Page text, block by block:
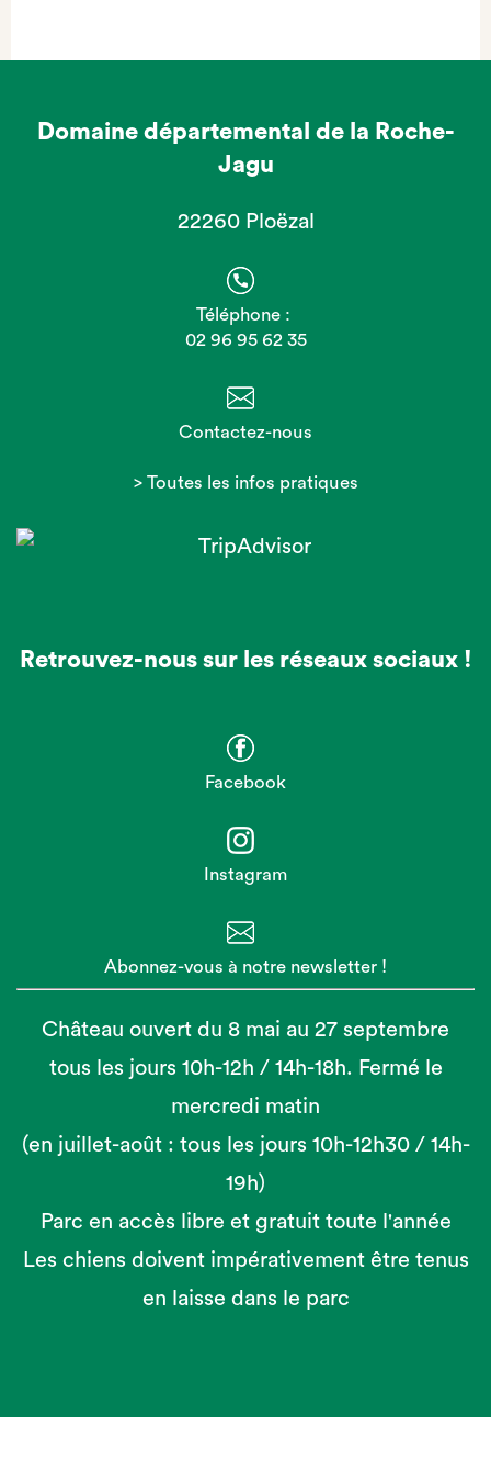
Domaine départemental de la Roche-
Jagu
22260 Ploëzal
Téléphone :
02 96 95 62 35
Contactez-nous
> Toutes les infos pratiques
Retrouvez-nous sur les réseaux sociaux !
Facebook
Instagram
Abonnez-vous à notre newsletter !
Château ouvert du 8 mai au 27 septembre
tous les jours 10h-12h / 14h-18h. Fermé le
mercredi matin
(en juillet-août : tous les jours 10h-12h30 / 14h-
19h)
Parc en accès libre et gratuit toute l'année
Les chiens doivent impérativement être tenus
en laisse dans le parc